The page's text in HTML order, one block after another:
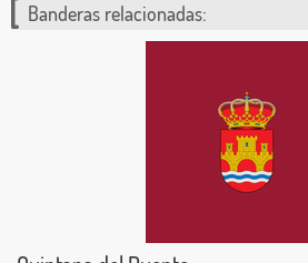
Banderas relacionadas: